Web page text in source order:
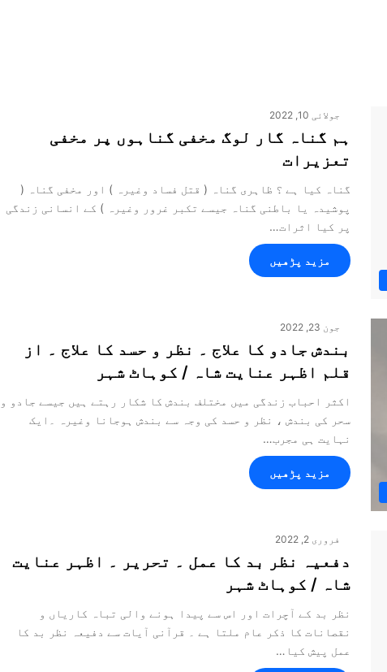
جولائی 10, 2022
ہم گناہ گار لوگ مخفی گناہوں پر مخفی
تعزیرات
گناہ کیا ہے ؟ ظاہری گناہ ( قتل فساد وغیرہ ) اور مخفی گناہ (
پوشیدہ یا باطنی گناہ جیسے تکبر غرور وغیرہ ) کے انسانی زندگی
پر کیا اثرات…
مزید پڑھیں
جون 23, 2022
بندش جادو کا علاج ۔ نظر و حسد کا علاج ۔ از
قلم اظہر عنایت شاہ / کوہاٹ شہر
اکثر احباب زندگی میں مختلف بندش کا شکار رہتے ہیں جیسے جادو و
سحر کی بندش ، نظر و حسد کی وجہ سے بندش ہوجانا وغیرہ ۔ایک
نہایت ہی مجرب…
مزید پڑھیں
فروری 2, 2022
دفعیہ نظر بد کا عمل ۔ تحریر ۔ اظہر عنایت
شاہ / کوہاٹ شہر
نظر بد کے آچرات اور اس سے پیدا ہونے والی تباہ کاریاں و
نقصانات کا ذکر عام ملتا ہے ۔ قرآنی آیات سے دفیعہ نظر بد کا
عمل پیش کیا…